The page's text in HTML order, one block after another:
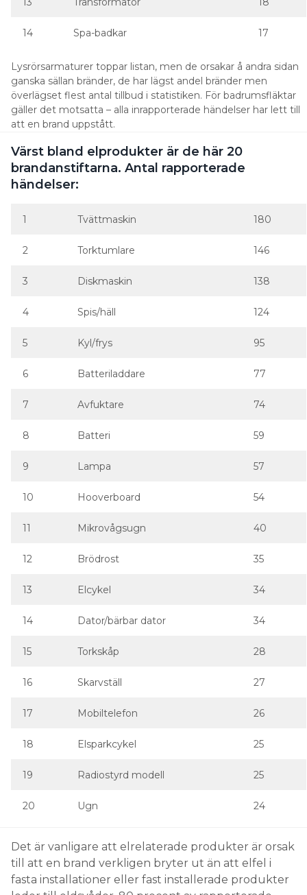
Lysrörsarmaturer toppar listan, men de orsakar å andra sidan
överlägset flest antal tillbud i statistiken. För badrumsfläktar
att en brand uppstått.
Värst bland elprodukter är de här 20
brandanstiftarna. Antal rapporterade
händelser:
Tvättmaskin
2 Torktumlare
3 Diskmaskin 138
4 Spis/häll 124
5 Kyl/frys 95
6 Batteriladdare 77
7 Avfuktare 74
8 Batteri 59
9 Lampa 57
10 Hooverboard 54
11 Mikrovågsugn 40
12 Brödrost 35
13 Elcykel 34
14 Dator/bärbar dator 34
15 Torkskåp 28
16 Skarvställ 27
17 Mobiltelefon 26
18 Elsparkcykel 25
19 Radiostyrd modell 25
20 Ugn 24
till att en brand verkligen bryter ut än att elfel i
leder till eldsvådor. 80 procent av rapporterade
händelser med produkter inblandade utvecklades
till riktiga bränder, medan motsvarande siffra för de
båda andra kategorierna var 72 procent.